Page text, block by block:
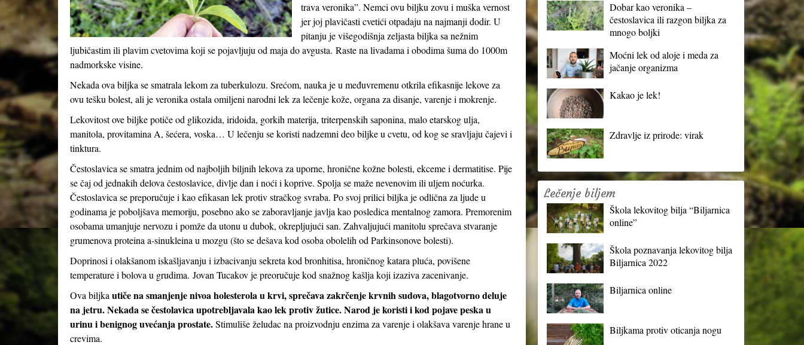
trava veronika”. Nemci ovu biljku zovu i muška vernost
jer joj plavičasti cvetići otpadaju na najmanji dodir. U
pitanju je višegodišnja zeljasta biljka sa nežnim
ljubičastim ili plavim cvetovima koji se pojavljuju od maja do avgusta. Raste na livadama i obodima šuma do 1000m
nadmorkske visine.
Nekada ova biljka se smatrala lekom za tuberkulozu. Srećom, nauka je u međuvremenu otkrila efikasnije lekove za
ovu tešku bolest, ali je veronika ostala omiljeni narodni lek za lečenje kože, organa za disanje, varenje i mokrenje.
Lekovitost ove biljke potiče od glikozida, iridoida, gorkih materija, triterpenskih saponina, malo etarskog ulja,
manitola, provitamina A, šećera, voska… U lečenju se koristi nadzemni deo biljke u cvetu, od kog se sravljaju čajevi i
tinktura.
Čestoslavica se smatra jednim od najboljih biljnih lekova za uporne, hronične kožne bolesti, ekceme i dermatitise. Pije
se čaj od jednakih delova čestoslavice, divlje dan i noći i koprive. Spolja se maže nevenovim ili uljem noćurka.
Čestoslavica se preporučuje i kao efikasan lek protiv stračkog svraba. Po svoj prilici biljka je odlična za ljude u
godinama je poboljšava memoriju, posebno ako se zaboravljanje javlja kao posledica mentalnog zamora. Premorenim
osobama umanjuje nervozu i pomže da utonu u dubok, okrepljujući san. Zahvaljujući manitolu sprečava stvaranje
grumenova proteina a-sinukleina u mozgu (što se dešava kod osoba obolelih od Parkinsonove bolesti).
Doprinosi i olakšanom iskašljavanju i izbacivanju sekreta kod bronhitisa, hroničnog katara pluća, povišene
temperature i bolova u grudima. Jovan Tucakov je preoručuje kod snažnog kašlja koji izaziva zacenivanje.
Ova biljka utiče na smanjenje nivoa holesterola u krvi, sprečava zakrčenje krvnih sudova, blagotvorno deluje
na jetru. Nekada se čestolavica upotrebljavala kao lek protiv žutice. Narod je koristi i kod pojave peska u
urinu i benignog uvećanja prostate.Stimuliše želudac na proizvodnju enzima za varenje i olakšava varenje hrane u
crevima.
Dobar kao veronika –
čestoslavica ili razgon biljka za
mnogo boljki
Moćni lek od aloje i meda za
jačanje organizma
Kakao je lek!
Zdravlje iz prirode: virak
Lečenje biljem
Škola lekovitog bilja “Biljarnica
online”
Škola poznavanja lekovitog bilja
Biljarnica 2022
Biljarnica online
Biljkama protiv oticanja nogu